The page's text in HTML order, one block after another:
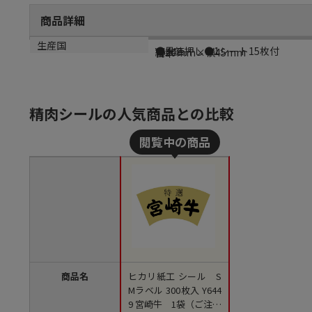
商品詳細
商品説明
●黒箔押し●1シート15枚付
メーカー品番
Y6449
サイズ
縦20mm×横45mm
生産国
日本
精肉シールの人気商品との比較
商品名
ヒカリ紙工 シール S
Mラベル 300枚入 Y644
9 宮崎牛 1袋（ご注文